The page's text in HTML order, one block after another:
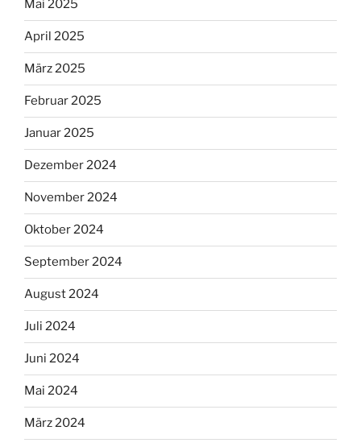
Mai 2025
April 2025
März 2025
Februar 2025
Januar 2025
Dezember 2024
November 2024
Oktober 2024
September 2024
August 2024
Juli 2024
Juni 2024
Mai 2024
März 2024